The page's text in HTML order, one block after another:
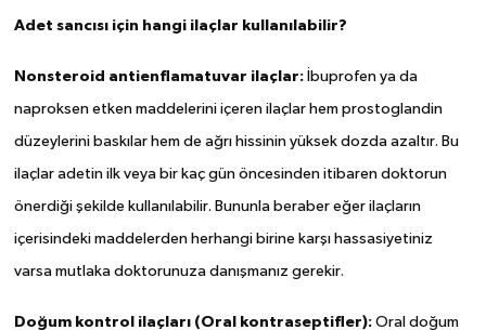
Adet sancısı için hangi ilaçlar kullanılabilir?
Nonsteroid antienflamatuvar ilaçlar:İbuprofen ya da
naproksen etken maddelerini içeren ilaçlar hem prostoglandin
düzeylerini baskılar hem de ağrı hissinin yüksek dozda azaltır. Bu
ilaçlar adetin ilk veya bir kaç gün öncesinden itibaren doktorun
önerdiği şekilde kullanılabilir. Bununla beraber eğer ilaçların
içerisindeki maddelerden herhangi birine karşı hassasiyetiniz
varsa mutlaka doktorunuza danışmanız gerekir.
Doğum kontrol ilaçları (Oral kontraseptifler):Oral doğum